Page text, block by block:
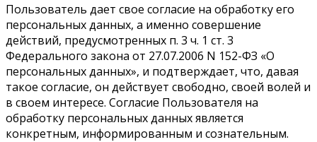
Пользователь дает свое согласие на обработку его
персональных данных, а именно совершение
действий, предусмотренных п. 3 ч. 1 ст. 3
Федерального закона от 27.07.2006 N 152-ФЗ «О
персональных данных», и подтверждает, что, давая
такое согласие, он действует свободно, своей волей и
в своем интересе. Согласие Пользователя на
обработку персональных данных является
конкретным, информированным и сознательным.